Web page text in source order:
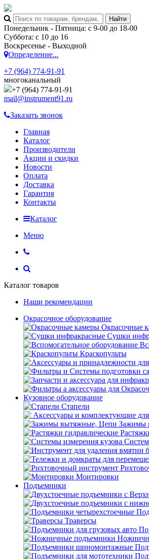
Понедельник - Пятница: с 9-00 до 18-00
Суббота: с 10 до 16
Воскресенье - Выходной
Определение...
+7 (964) 774-91-91
многоканальный
+7 (964) 774-91-91
mail@instrument91.ru
Заказать звонок
Главная
Каталог
Производители
Акции и скидки
Новости
Оплата
Доставка
Гарантия
Контакты
Каталог
Меню
Каталог товаров
Наши рекомендации
Окрасочное оборудование
Окрасочные
Сушки
Краскопульты
Кузовное оборудование
Стапели
Зажимы
Монтировки
Подъемники
Траверсы